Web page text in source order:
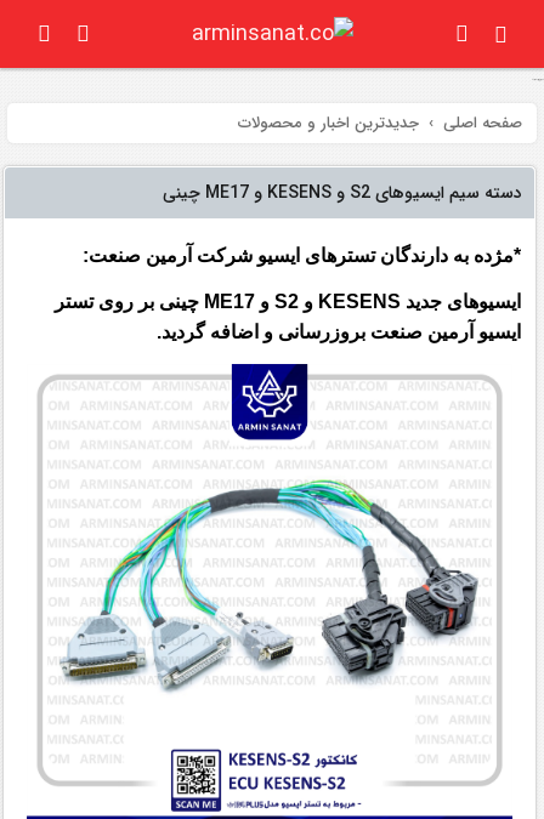
جدیدترین اخبار و محصولات
صفحه اصلی جدیدترین اخبار و محصولات
دسته سیم ایسیوهای S2 و KESENS و ME17 چینی
*مژده به دارندگان تسترهای ایسیو شرکت آرمین صنعت:
ایسیوهای جدید KESENS و S2 و ME17 چینی بر روی تستر
ایسیو آرمین صنعت بروزرسانی و اضافه گردید.